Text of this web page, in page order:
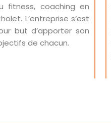
fitness, coaching en
L’entreprise s’est
but d’apporter son
de chacun.